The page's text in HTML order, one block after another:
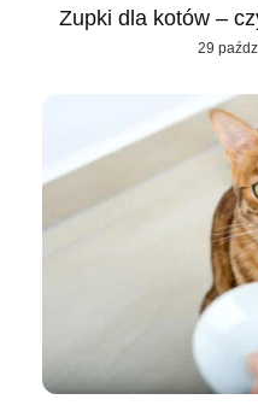
Zupki dla kotów –
29